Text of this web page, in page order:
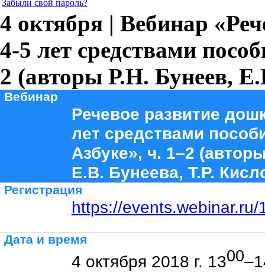
Забыли свой пароль?
4 октября | Вебинар
4-5 лет средствами
2 (авторы Р.Н. Бунеев,
Вебинар
Речевое развитие
лет средствами
Азбуке», ч. 1–2
Е.В. Бунеева, Т.Р.
Регистрация
https://
Дата и время
4 октября 2018 г. 1300